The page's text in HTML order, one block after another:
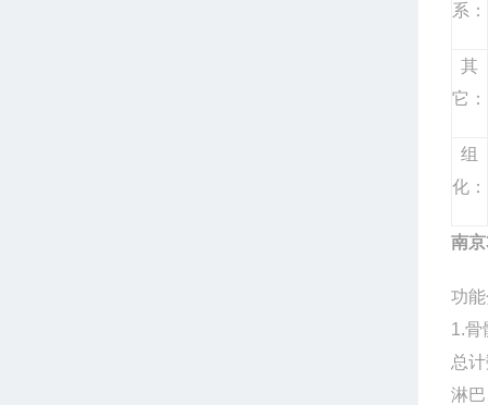
系：
其
它：
组
化：
南
功
1.骨
总
淋